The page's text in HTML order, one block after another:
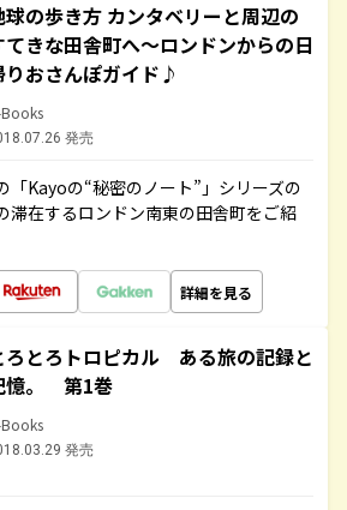
球の歩き方 カンタベリーと周辺の
てきな田舎町へ～ロンドンからの日
りおさんぽガイド♪
発売
「Kayoの“秘密のノート”」シリーズの
滞在するロンドン南東の田舎町をご紹
詳細を見る
ろとろトロピカル ある旅の記録と
憶。 第1巻
発売